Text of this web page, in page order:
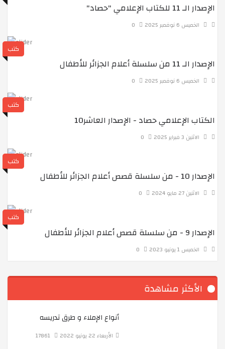
مشاركة أبنائنا طلبة متوسطة المنار في سباق العدو
يوم مع أبطال مركز رياحين
برنامج إسألي عن دينك
THIS IS ME
لقاء مع أولياء أبنائنا تلاميذ السنة الرابعة متوسط
الإصدار الـ 11 للكتاب الإعلامي "حصاد"
الخميس 6 نوفمبر 2025
كتب
الإصدار الـ 11 من سلسلة أعلام الجزائر للأطفال
الخميس 6 نوفمبر 2025
كتب
الكتاب الإعلامي حصاد - الإصدار العاشر10
الاثنين 3 فبراير 2025
كتب
الإصدار 10 - من سلسلة قصص أعلام الجزائر للأطفال
الاثنين 27 مايو 2024
كتب
الإصدار 9 - من سلسلة قصص أعلام الجزائر للأطفال
الخميس 1 يونيو 2023
الأكثر مشاهدة
أنواع الإملاء و طرق تدريسه
الأربعاء 22 يونيو 2022